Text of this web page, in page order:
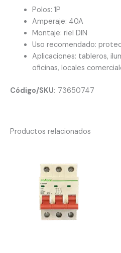
Polos: 1P
Amperaje: 40A
Montaje: riel DIN
Uso recomendado:
Aplicaciones: tableros,
oficinas, locales
Código/SKU: 73650747
Productos relacionados